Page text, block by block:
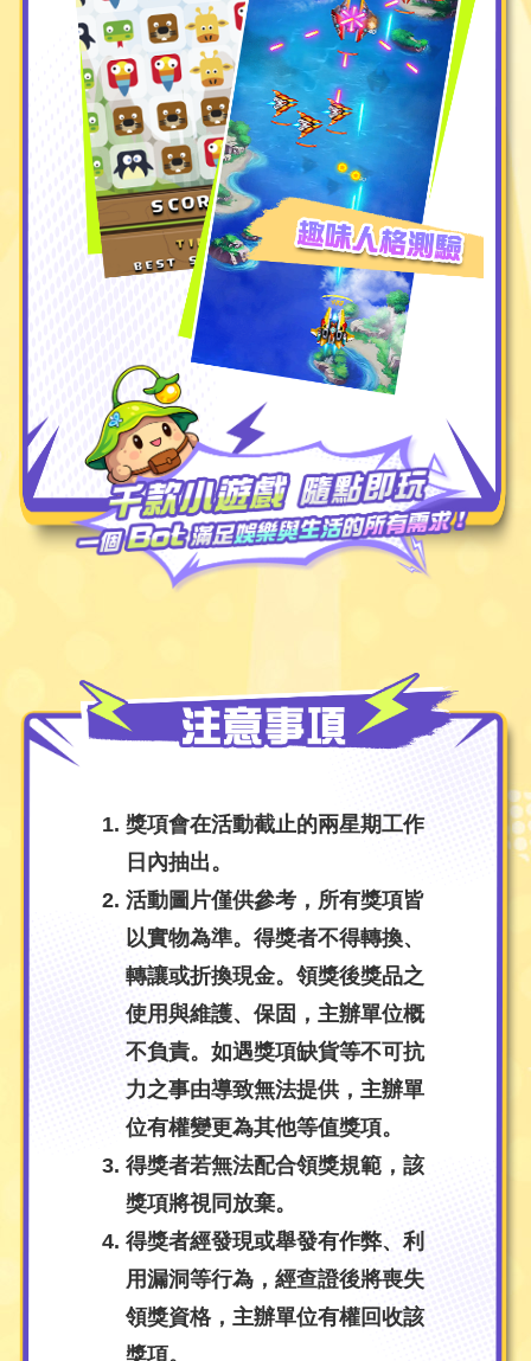
獎項會在活動截止的兩星期工作
日內抽出。
活動圖片僅供參考，所有獎項皆
以實物為準。得獎者不得轉換、
轉讓或折換現金。領獎後獎品之
使用與維護、保固，主辦單位概
不負責。如遇獎項缺貨等不可抗
力之事由導致無法提供，主辦單
位有權變更為其他等值獎項。
得獎者若無法配合領獎規範，該
獎項將視同放棄。
得獎者經發現或舉發有作弊、利
用漏洞等行為，經查證後將喪失
領獎資格，主辦單位有權回收該
獎項。